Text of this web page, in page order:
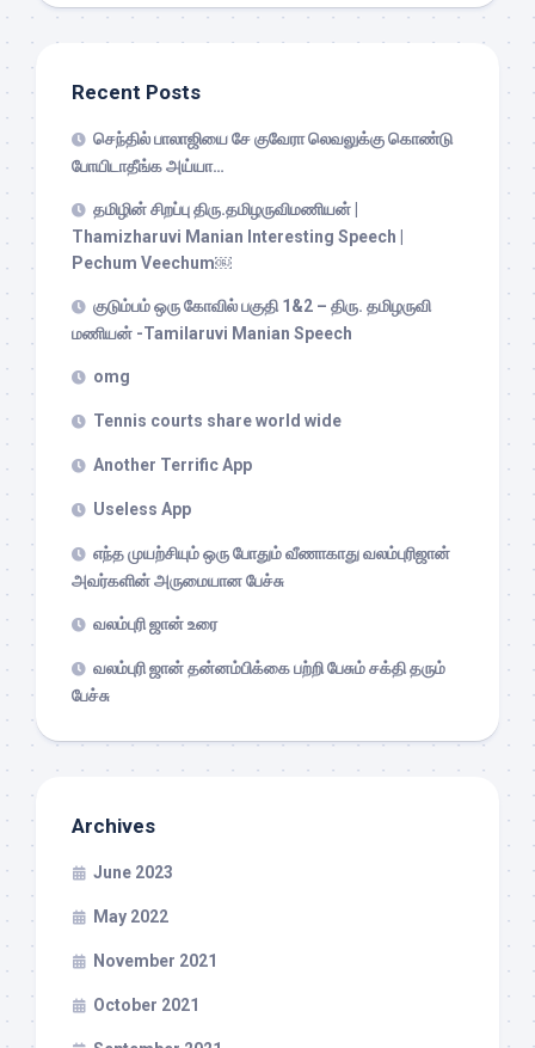
Recent Posts
செந்தில் பாலாஜியை சே குவேரா லெவலுக்கு கொண்டு
போயிடாதீங்க அய்யா…
தமிழின் சிறப்பு திரு.தமிழருவிமணியன் |
Thamizharuvi Manian Interesting Speech |
Pechum Veechum￼
குடும்பம் ஒரு கோவில் பகுதி 1&2 – திரு. தமிழருவி
மணியன் -Tamilaruvi Manian Speech
omg
Tennis courts share world wide
Another Terrific App
Useless App
எந்த முயற்சியும் ஒரு போதும் வீணாகாது வலம்புரிஜான்
அவர்களின் அருமையான பேச்சு
வலம்புரி ஜான் உரை
வலம்புரி ஜான் தன்னம்பிக்கை பற்றி பேசும் சக்தி தரும்
பேச்சு
Archives
June 2023
May 2022
November 2021
October 2021